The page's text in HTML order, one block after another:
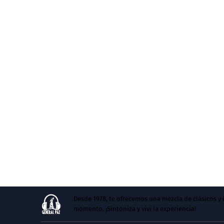
Desde 1978, te ofrecemos una mezcla de
momento. ¡Sintoniza y vivi la experiencia!